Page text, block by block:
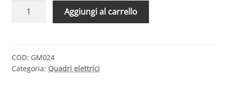
QUADRO
8
A
Aggiungi al carrello
COD: GM024
Categoria: Quadri elettrici